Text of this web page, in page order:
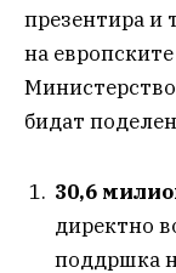
презентира и
на
бидат
30,6
директно
поддршка